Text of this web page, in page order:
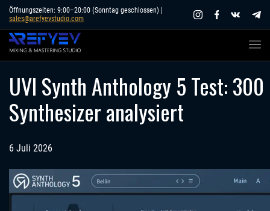
Skip
content
Öffnungszeiten: 9:00–20:00 (Sonntag geschlossen) |
sales@arefyevstudio.com
UVI Synth Anthology 5 Test:
Synthesizer analysiert
6 Juli 2026